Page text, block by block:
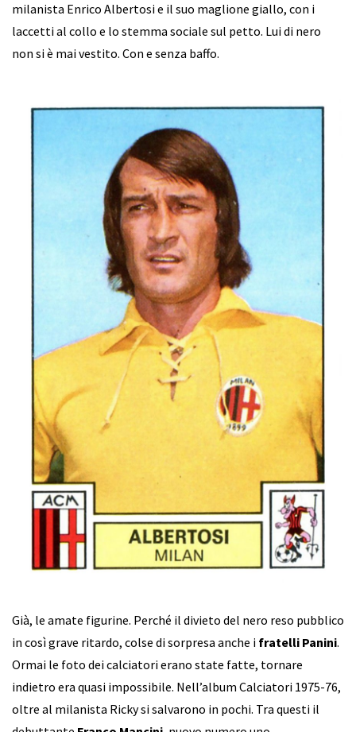
milanista Enrico Albertosi e il suo maglione giallo, con i
laccetti al collo e lo stemma sociale sul petto. Lui di nero
non si è mai vestito. Con e senza baffo.
Già, le amate figurine. Perché il divieto del nero reso pubblico
in così grave ritardo, colse di sorpresa anche i fratelli Panini.
Ormai le foto dei calciatori erano state fatte, tornare
indietro era quasi impossibile. Nell’album Calciatori 1975-76,
oltre al milanista Ricky si salvarono in pochi. Tra questi il